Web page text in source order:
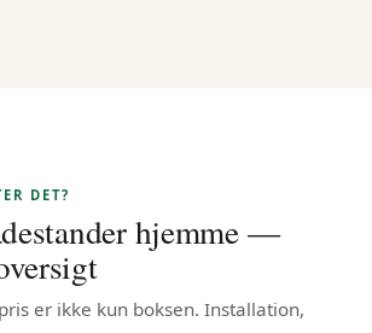
DET?
hjemme —
er ikke kun boksen. Installation,